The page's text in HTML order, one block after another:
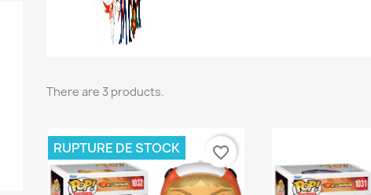
There are 3 products.
RUPTURE DE STOCK favorite_border